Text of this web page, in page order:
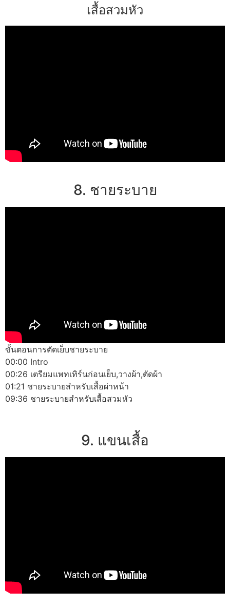
เสื้อสวมหัว
8. ชายระบาย
ขั้นตอนการตัดเย็บชายระบาย
00:00 Intro
00:26 เตรียมแพทเทิร์นก่อนเย็บ,วางผ้า,ตัดผ้า
01:21 ชายระบายสำหรับเสื้อผ่าหน้า
09:36 ชายระบายสำหรับเสื้อสวมหัว
9. แขนเสื้อ